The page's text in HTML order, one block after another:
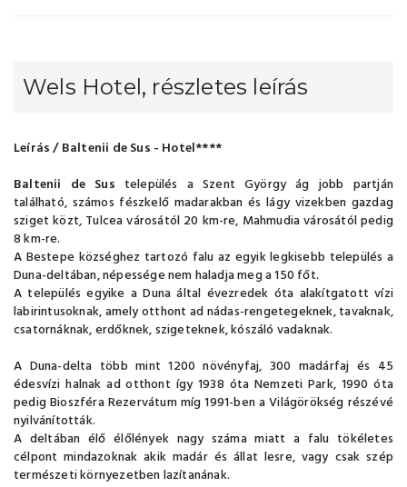
Wels Hotel, részletes leírás
Leírás / Baltenii de Sus - Hotel****
Baltenii de Sus település a Szent György ág jobb partján
található, számos fészkelő madarakban és lágy vizekben gazdag
sziget közt, Tulcea városától 20 km-re, Mahmudia városától pedig
8 km-re.
A Bestepe községhez tartozó falu az egyik legkisebb település a
Duna-deltában, népessége nem haladja meg a 150 főt.
A település egyike a Duna által évezredek óta alakítgatott vízi
labirintusoknak, amely otthont ad nádas-rengetegeknek, tavaknak,
csatornáknak, erdőknek, szigeteknek, kószáló vadaknak.
A Duna-delta több mint 1200 növényfaj, 300 madárfaj és 45
édesvízi halnak ad otthont így 1938 óta Nemzeti Park, 1990 óta
pedig Bioszféra Rezervátum míg 1991-ben a Világörökség részévé
nyilvánították.
A deltában élő élőlények nagy száma miatt a falu tökéletes
célpont mindazoknak akik madár és állat lesre, vagy csak szép
természeti környezetben lazítanának.